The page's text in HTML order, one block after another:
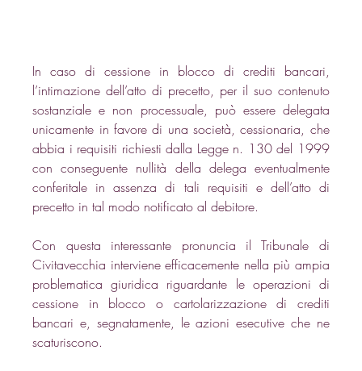
In caso di cessione in blocco di crediti bancari,
l’intimazione dell’atto di precetto, per il suo contenuto
sostanziale e non processuale, può essere delegata
unicamente in favore di una società, cessionaria, che
abbia i requisiti richiesti dalla Legge n. 130 del 1999
con conseguente nullità della delega eventualmente
conferitale in assenza di tali requisiti e dell’atto di
precetto in tal modo notificato al debitore.
Con questa interessante pronuncia il Tribunale di
Civitavecchia interviene efficacemente nella più ampia
problematica giuridica riguardante le operazioni di
cessione in blocco o cartolarizzazione di crediti
bancari e, segnatamente, le azioni esecutive che ne
scaturiscono.